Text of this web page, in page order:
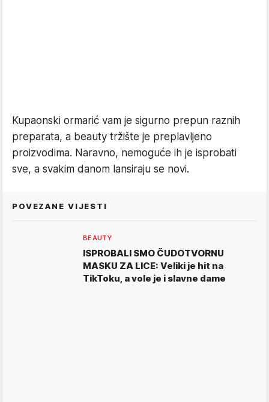
Kupaonski ormarić vam je sigurno prepun raznih
preparata, a beauty tržište je preplavljeno
proizvodima. Naravno, nemoguće ih je isprobati
sve, a svakim danom lansiraju se novi.
POVEZANE VIJESTI
BEAUTY
ISPROBALI SMO ČUDOTVORNU
MASKU ZA LICE: Veliki je hit na
TikToku, a vole je i slavne dame